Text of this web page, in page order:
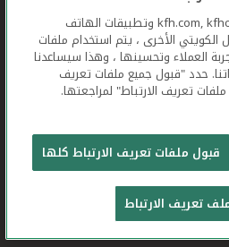
تواصل معنا
الحقوق محفوظة © 2026
الموقع الإلكتروني
بيان الخصوصية
عندما تستخدم ,kfh.com, kfhonline.com وتطبيقات الهاتف
الكويتي الأخرى ، يتم استخدام ملفات
العملاء وتحسينها ، وهذا سيساعدنا
حدد "قبول جميع ملفات تعريف
ملفات تعريف الارتباط" لمراجعتها.
قبول ملفات تعريف الارتباط كلها
تعريف الارتباط